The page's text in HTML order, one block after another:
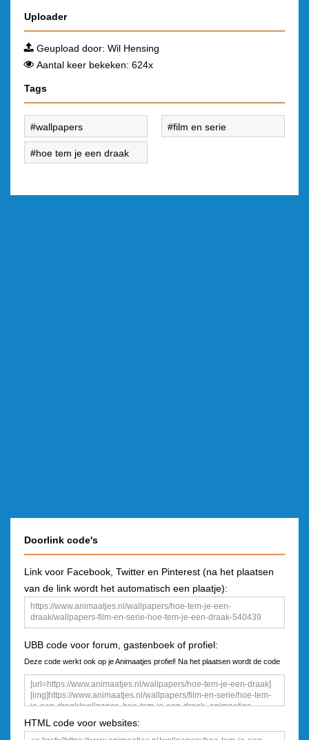
Uploader
Geupload door: Wil Hensing
Aantal keer bekeken: 624x
Tags
wallpapers film en serie
hoe tem je een draak
Doorlink code's
Link voor Facebook, Twitter en Pinterest (na het plaatsen
van de link wordt het automatisch een plaatje):
UBB code voor forum, gastenboek of profiel:
Deze code werkt ook op je Animaatjes profiel! Na het plaatsen wordt de code
een plaatje
HTML code voor websites: